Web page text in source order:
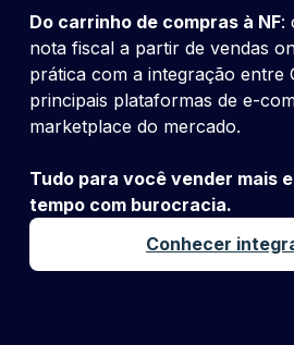
Do carrinho de compras à NF:
nota fiscal a partir de vendas
prática com a integração entre
principais plataformas de e-
marketplace do mercado.
Tudo para você vender mais
tempo com burocracia.
Conhecer